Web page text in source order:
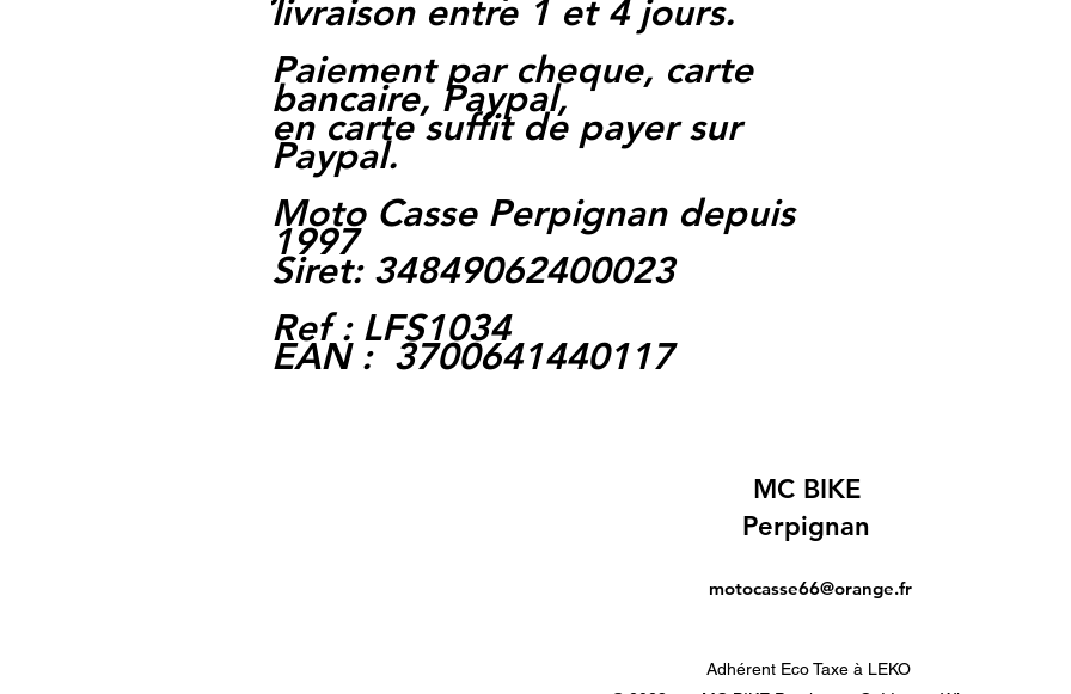
livraison entre 1 et 4 jours.
Paiement par cheque, carte
bancaire, Paypal,
en carte suffit de payer sur
Paypal.
Moto Casse Perpignan depuis
1997
Siret: 34849062400023
Ref : LFS1034
EAN : 3700641440117
MC BIKE
Perpignan
motocasse66@orange.fr
Adhérent Eco Taxe à LEKO